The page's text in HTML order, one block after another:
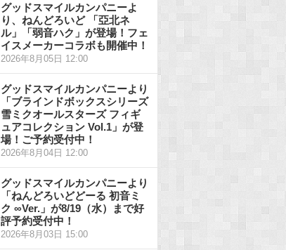
グッドスマイルカンパニーよ
り、ねんどろいど 「亞北ネ
ル」「弱音ハク」が登場！フェ
イスメーカーコラボも開催中！
2026年8月05日 12:00
グッドスマイルカンパニーより
「ブラインドボックスシリーズ
雪ミクオールスターズ フィギ
ュアコレクション Vol.1」が登
場！ご予約受付中！
2026年8月04日 12:00
グッドスマイルカンパニーより
「ねんどろいどどーる 初音ミ
ク ∞Ver.」が8/19（水）まで好
評予約受付中！
2026年8月03日 15:00